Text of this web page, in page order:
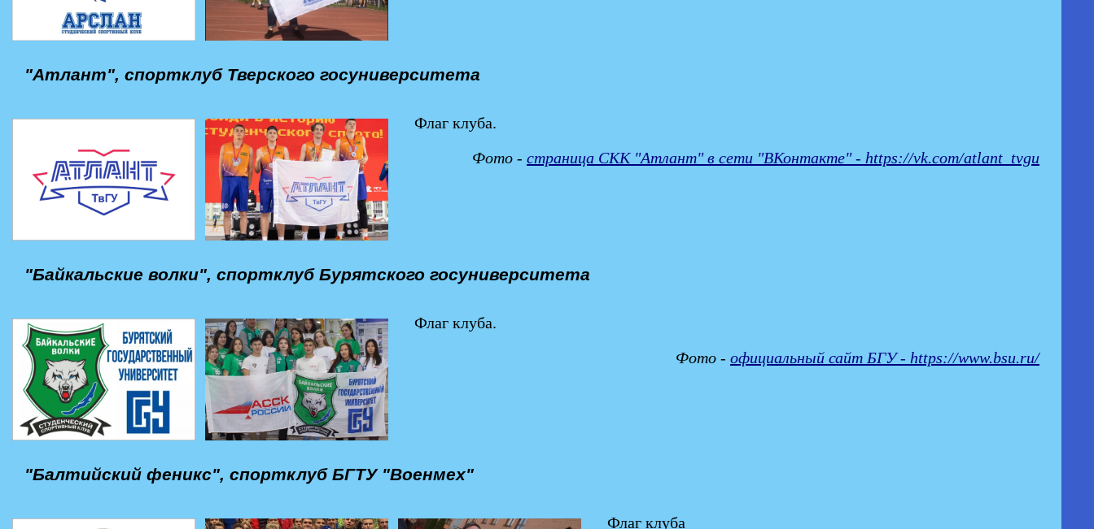
"Атлант", спортклуб Тверского госуниверситета
Флаг клуба.
Фото - страница СКК "Атлант" в сети "ВКонтакте" - https://vk.com/atlant_tvgu
"Байкальские волки", спортклуб Бурятского госуниверситета
Флаг клуба.
Фото - официальный сайт БГУ - https://www.bsu.ru/
"Балтийский феникс", спортклуб БГТУ "Военмех"
Флаг клуба